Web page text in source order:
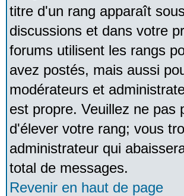
titre d'un rang apparaît
discussions et dans votre
forums utilisent les rangs
avez postés, mais aussi
modérateurs et
est propre. Veuillez ne pas
d'élever votre rang; vous
administrateur qui
total de messages.
Revenir en haut de page